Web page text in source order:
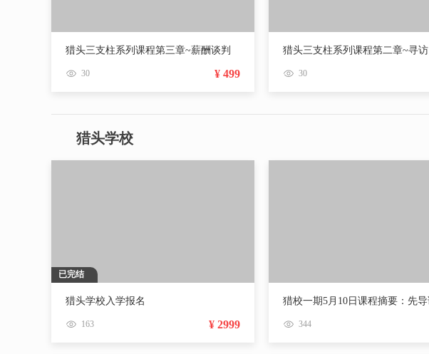
猎头三支柱系列课程第三章~薪酬谈判
30 ¥ 499
猎头三支柱系列课程第二章~寻访
30
猎头学校
已完结
猎头学校入学报名
163 ¥ 2999 344